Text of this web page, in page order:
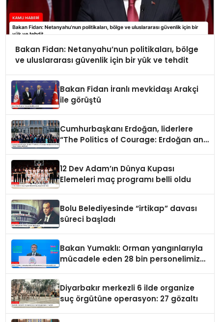
Bakan Fidan: Netanyahu’nun politikaları, bölge
ve uluslararası güvenlik için bir yük ve tehdit
Bakan Fidan İranlı mevkidaşı Arakçi
ile görüştü
Cumhurbaşkanı Erdoğan, liderlere
“The Politics of Courage: Erdoğan and
12 Dev Adam’ın Dünya Kupası
Elemeleri maç programı belli oldu
Bolu Belediyesinde “irtikap” davası
süreci başladı
Bakan Yumaklı: Orman yangınlarıyla
mücadele eden 28 bin personelimiz
Diyarbakır merkezli 6 ilde organize
suç örgütüne operasyon: 27 gözaltı